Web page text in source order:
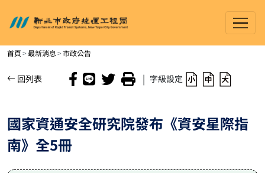
進入內容區塊
新北市政府捷運工程局
首頁 最新消息 市政公告
| 字級設定
回列表
國家資通安全研究院發布《資安星際指
南》全5冊